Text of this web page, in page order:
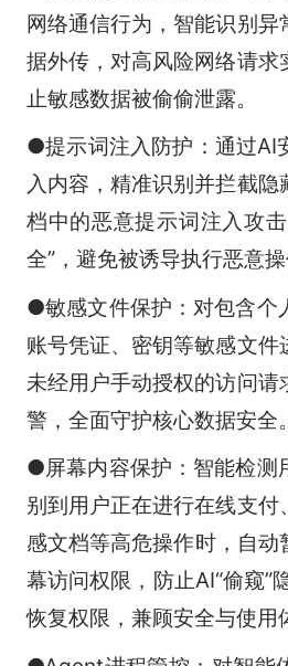
网络通信行为，智能识别异
据外传，对高风险网络请求
止敏感数据被偷偷泄露。
●提示词注入防护：通过AI
入内容，精准识别并拦截
档中的恶意提示词注入攻
全”，避免被诱导执行恶意操
●敏感文件保护：对包含个
账号凭证、密钥等敏感文件
未经用户手动授权的访问
警，全面守护核心数据安全。
●屏幕内容保护：智能检测
别到用户正在进行在线支付
感文档等高危操作时，自
幕访问权限，防止AI“偷窥”
恢复权限，兼顾安全与使用